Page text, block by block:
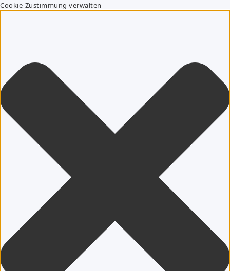
Cookie-Zustimmung verwalten